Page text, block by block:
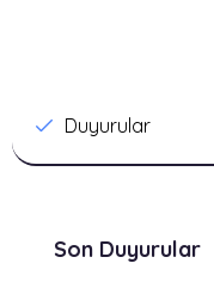
Duyurular
Son Duyurular